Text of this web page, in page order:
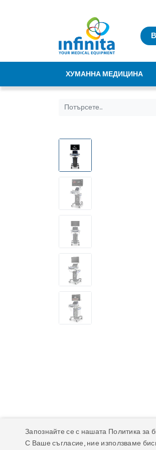
ХУМАННА МЕДИЦИНА
Запознайте се с нашата Политика за
С Ваше съгласие, ние използваме